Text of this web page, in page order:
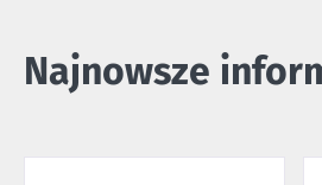
Najnowsze